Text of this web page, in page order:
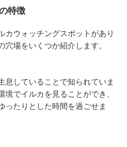
特徴
カウォッチングスポットがあり
穴場をいくつか紹介します。
息していることで知られていま
境でイルカを見ることができ、
ったりとした時間を過ごせま